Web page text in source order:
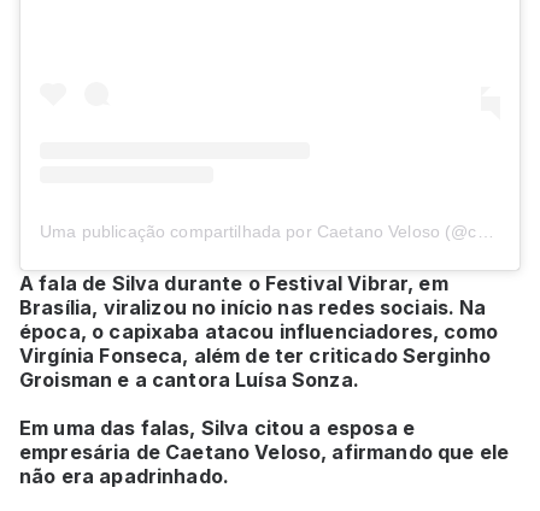
Uma publicação compartilhada por Caetano Veloso (@caetanoveloso)
A fala de Silva durante o Festival Vibrar, em
Brasília, viralizou no início nas redes sociais. Na
época, o capixaba atacou influenciadores, como
Virgínia Fonseca, além de ter criticado Serginho
Groisman e a cantora Luísa Sonza.
Em uma das falas, Silva citou a esposa e
empresária de Caetano Veloso, afirmando que ele
não era apadrinhado.